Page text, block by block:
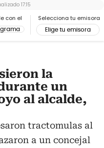
con el Selecciona tu emisora
Elige tu emisora
17:15
la
un
al alcalde,
tractomulas al
a un concejal